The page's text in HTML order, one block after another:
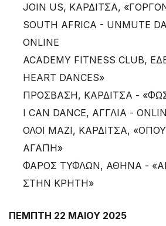
JOIN US, ΚΑΡΔΙΤΣΑ,
SOUTH AFRICA - UNMUTE
ONLINE
ACADEMY FITNESS CLUB,
HEART DANCES»
ΠΡΟΣΒΑΣΗ, ΚΑΡΔΙΤΣΑ -
I CAN DANCE, ΑΓΓΛΙΑ -
ΟΛΟΙ ΜΑΖΙ, ΚΑΡΔΙΤΣΑ,
ΑΓΑΠΗ»
ΦΑΡΟΣ ΤΥΦΛΩΝ, ΑΘΗΝΑ -
ΣΤΗΝ ΚΡΗΤΗ»
ΠΕΜΠΤΗ 22 ΜΑΙΟΥ 2025